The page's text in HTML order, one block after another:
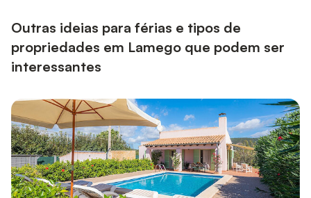
Outras ideias para férias e tipos de
propriedades em Lamego que podem ser
interessantes